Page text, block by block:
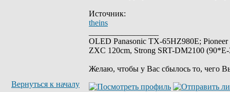
Источник:
theins
OLED Panasonic TX-65HZ980E;
ZXC 120cm, Strong SRT-DM2100
Желаю, чтобы у Вас сбылось то, чего
Вернуться к началу